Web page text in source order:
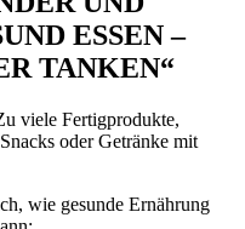
ESSEN –
TANKEN“
viele Fertigprodukte,
oder Getränke mit
wie gesunde Ernährung